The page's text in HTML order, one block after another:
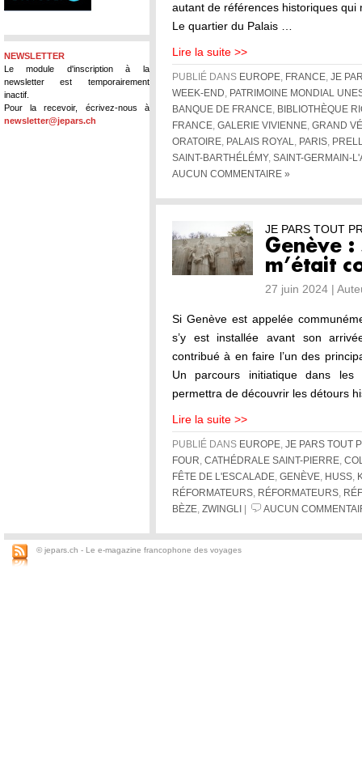
NEWSLETTER
Le module d'inscription à la
newsletter est temporairement
inactif.
Pour la recevoir, écrivez-nous à
newsletter@jepars.ch
autant de références historiques qui
Le quartier du Palais …
Lire la suite >>
PUBLIÉ DANS EUROPE FRANCE JE
WEEK-END
PATRIMOINE MONDIAL
BANQUE DE FRANCE
BIBLIOTHÈQUE
FRANCE GALERIE VIVIENNE GRAND
ORATOIRE
PALAIS ROYAL PARIS
SAINT-BARTHÉLÉMY, SAINT-GERMAIN-
AUCUN COMMENTAIRE »
JE PARS TOUT
Genève :
m’était
27 juin 2024 |
Si Genève est appelée
s’y est installée avant son
contribué à en faire l’un des
Un parcours initiatique dans
permettra de découvrir les détours
Lire la suite >>
PUBLIÉ DANS EUROPE JE PARS TOUT
FOUR CATHÉDRALE SAINT-PIERRE
FÊTE DE L'ESCALADE GENÈVE HUSS
RÉFORMATEURS
RÉFORMATEURS
BÈZE ZWINGLI AUCUN
© jepars.ch - Le e-magazine francophone des voyages